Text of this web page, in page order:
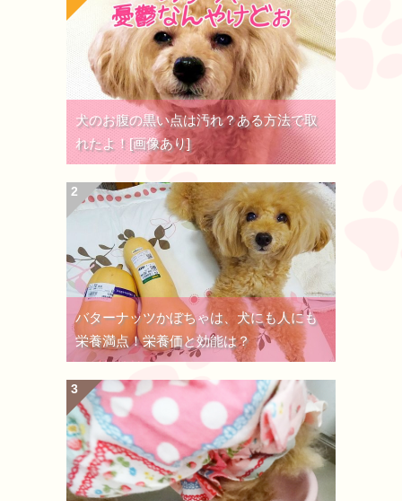
犬のお腹の黒い点は汚れ？ある方法で取
れたよ！[画像あり]
バターナッツかぼちゃは、犬にも人にも
栄養満点！栄養価と効能は？